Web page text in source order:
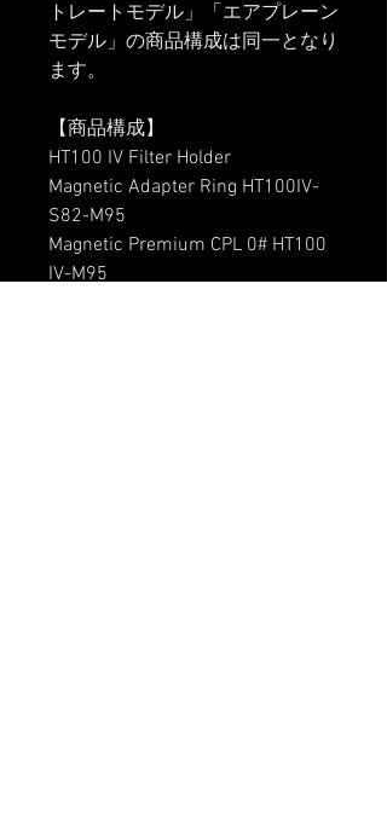
トレートモデル」「エアプレーン
モデル」の商品構成は同一となり
ます。
【商品構成】
HT100 IV Filter Holder
Magnetic Adapter Ring HT100IV-
S82-M95
Magnetic Premium CPL 0# HT100
IV-M95